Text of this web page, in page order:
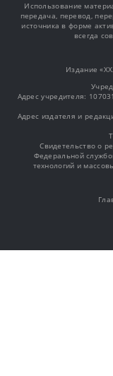
Использование
передача, перевод,
источника в форме
всегда
Издание
Адрес учредителя:
Адрес издателя и
Свидетельство о
Федеральной
технологий и